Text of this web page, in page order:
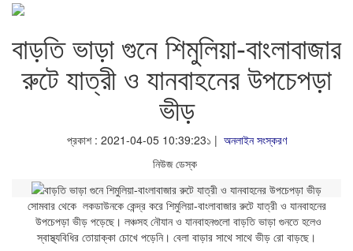
বাড়তি ভাড়া গুনে শিমুলিয়া-বাংলাবাজার
রুটে যাত্রী ও যানবাহনের উপচেপড়া
ভীড়
প্রকাশ : 2021-04-05 10:39:23১ | অনলাইন সংস্করণ
নিউজ ডেস্ক
সোমবার থেকে লকডাউনকে কেন্দ্র করে শিমুলিয়া-বাংলাবাজার রুটে যাত্রী ও যানবাহনের
উপচেপড়া ভীড় পড়েছে। লঞ্চসহ নৌযান ও যানবাহনগুলো বাড়তি ভাড়া গুনতে হলেও
স্বাস্থ্যবিধির তোয়াক্কা চোখে পড়েনি। বেলা বাড়ার সাথে সাথে ভীড় রো বাড়ছে।